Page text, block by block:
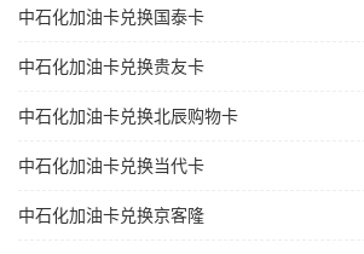
中石化加油卡兑换国泰卡
中石化加油卡兑换贵友卡
中石化加油卡兑换北辰购物卡
中石化加油卡兑换当代卡
中石化加油卡兑换京客隆